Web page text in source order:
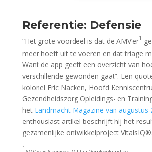
Referentie: Defensie
“Het grote voordeel is dat de AMV’er1
meer hoeft uit te voeren en dat triage
Want de app geeft een overzicht van
verschillende gewonden gaat”. Een
kolonel Eric Nacken, Hoofd
Gezondheidszorg Opleidings- en
hetLandmacht Magazine van augustus
enthousiast artikel beschrijft hij het
gezamenlijke ontwikkelproject VitalsIQ®.
1